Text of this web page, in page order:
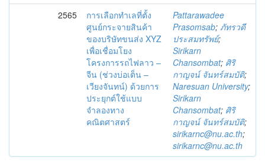
2565
การเลือกทำเลที่ตั้ง
ศูนย์กระจายสินค้า
ของบริษัทขนส่ง XYZ
เพื่อเชื่อมโยง
โครงการรถไฟลาว –
จีน (ช่วงบ่อเต็น –
เวียงจันทน์) ด้วยการ
ประยุกต์ใช้แบบ
จำลองทาง
คณิตศาสตร์
Pattarawadee
Prasomsab; ภัทรวดี
ประสมทรัพย์;
Sirikarn
Chansombat; ศิริ
กาญจน์ จันทร์สมบัติ;
Naresuan University;
Sirikarn
Chansombat; ศิริ
กาญจน์ จันทร์สมบัติ;
sirikarnc@nu.ac.th;
sirikarnc@nu.ac.th